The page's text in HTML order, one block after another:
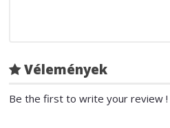
Vélemények
Be the first to write your review !